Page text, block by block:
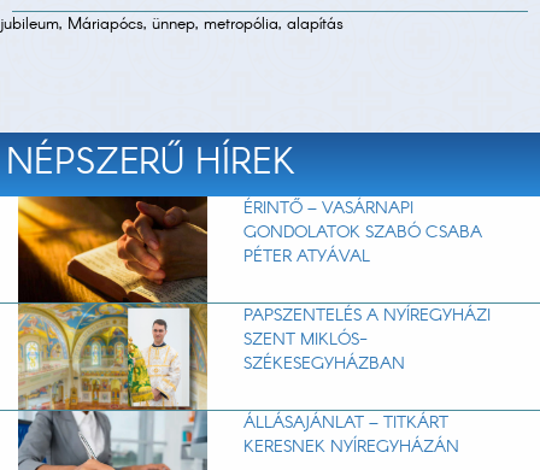
jubileum, Máriapócs, ünnep, metropólia, alapítás
NÉPSZERŰ HÍREK
ÉRINTŐ – VASÁRNAPI
GONDOLATOK SZABÓ CSABA
PÉTER ATYÁVAL
PAPSZENTELÉS A NYÍREGYHÁZI
SZENT MIKLÓS-
SZÉKESEGYHÁZBAN
ÁLLÁSAJÁNLAT – TITKÁRT
KERESNEK NYÍREGYHÁZÁN